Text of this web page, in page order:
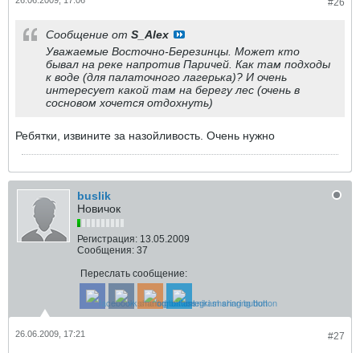
#26
Сообщение от S_Alex
Уважаемые Восточно-Березинцы. Может кто
бывал на реке напротив Паричей. Как там подходы
к воде (для палаточного лагерька)? И очень
интересует какой там на берегу лес (очень в
сосновом хочется отдохнуть)
Ребятки, извините за назойливость. Очень нужно
buslik
Новичок
Регистрация: 13.05.2009
Сообщения: 37
Переслать сообщение:
#27
26.06.2009, 17:21